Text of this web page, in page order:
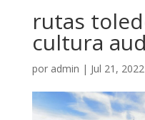
rutas
cultura
por admin | Jul 21, 2022